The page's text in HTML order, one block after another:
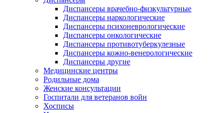
Диспансеры врачебно-физкультурные
Диспансеры наркологические
Диспансеры психоневрологические
Диспансеры онкологические
Диспансеры противотуберкулезные
Диспансеры кожно-венерологические
Диспансеры другие
Медицинские центры
Родильные дома
Женские консультации
Госпитали для ветеранов войн
Хосписы